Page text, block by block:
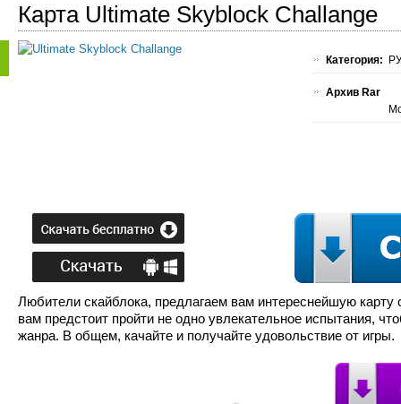
Карта Ultimate Skyblock Challange
Категория:
Архив Rar
Любители скайблока, предлагаем вам интереснейшую карту
вам предстоит пройти не одно увлекательное испытания,
жанра. В общем, качайте и получайте удовольствие от игры.